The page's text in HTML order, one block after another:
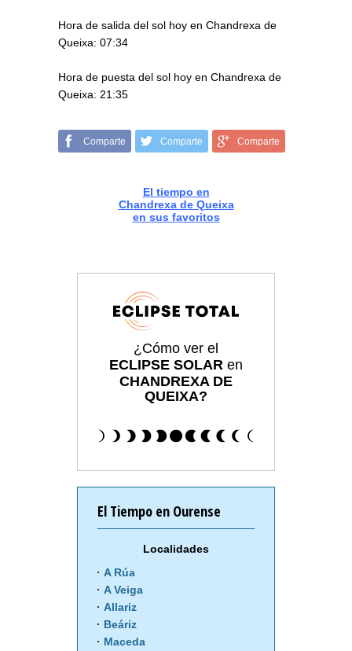
Hora de salida del sol hoy en Chandrexa de
Queixa: 07:34
Hora de puesta del sol hoy en Chandrexa de
Queixa: 21:35
Comparte Comparte Comparte
El tiempo en
Chandrexa de Queixa
en sus favoritos
¿Cómo ver el
ECLIPSE SOLAR en
CHANDREXA DE
QUEIXA?
El Tiempo en Ourense
Localidades
A Rúa
A Veiga
Allariz
Beáriz
Maceda